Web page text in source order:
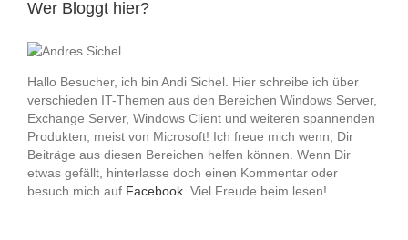
Wer Bloggt hier?
Hallo Besucher, ich bin Andi Sichel. Hier schreibe ich über
verschieden IT-Themen aus den Bereichen Windows Server,
Exchange Server, Windows Client und weiteren spannenden
Produkten, meist von Microsoft! Ich freue mich wenn, Dir
Beiträge aus diesen Bereichen helfen können. Wenn Dir
etwas gefällt, hinterlasse doch einen Kommentar oder
besuch mich auf Facebook. Viel Freude beim lesen!